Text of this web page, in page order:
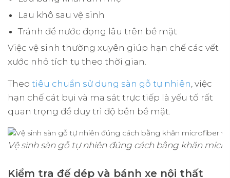
Lau khô sau vệ sinh
Tránh để nước đọng lâu trên bề mặt
Việc vệ sinh thường xuyên giúp hạn chế các vết
xước nhỏ tích tụ theo thời gian.
Theo tiêu chuẩn sử dụng sàn gỗ tự nhiên , việc
hạn chế cát bụi và ma sát trực tiếp là yếu tố rất
quan trọng để duy trì độ bền bề mặt.
Vệ sinh sàn gỗ tự nhiên đúng cách bằng khăn
Kiểm tra đế dép và bánh xe nội thất